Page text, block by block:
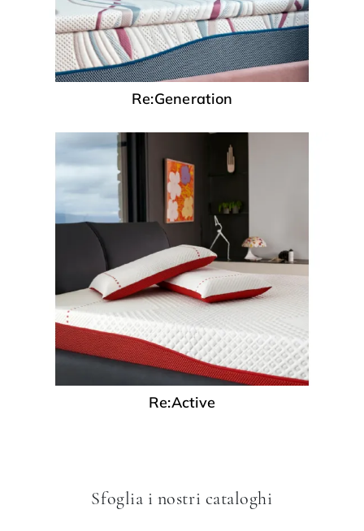
Re:Generation
Re:Active
Sfoglia i nostri cataloghi